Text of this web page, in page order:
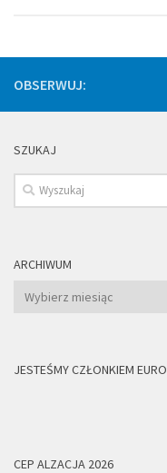
OBSERWUJ:
SZUKAJ
ARCHIWUM
Archiwum
JESTEŚMY CZŁONKIEM
CEP ALZACJA 2026